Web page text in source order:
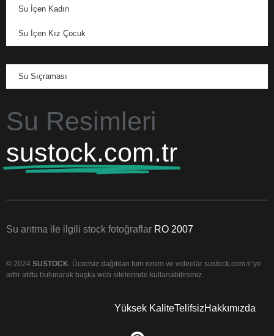
Su İçen Kadın
Su İçen Kız Çocuk
Su Sıçraması
Su Resimleri
sustock.com.tr
Su arıtma ile ilgili stock fotoğraflar RO 2007
© 2024 SUSTOCK . Ücretsiz dağıtılan tüm resim ve videolar sustock.com.tr’ye
aittir atıfta bulunarak başka web sitelerinde kullanabilirsiniz.
Yüksek KaliteTelifsizHakkımızda